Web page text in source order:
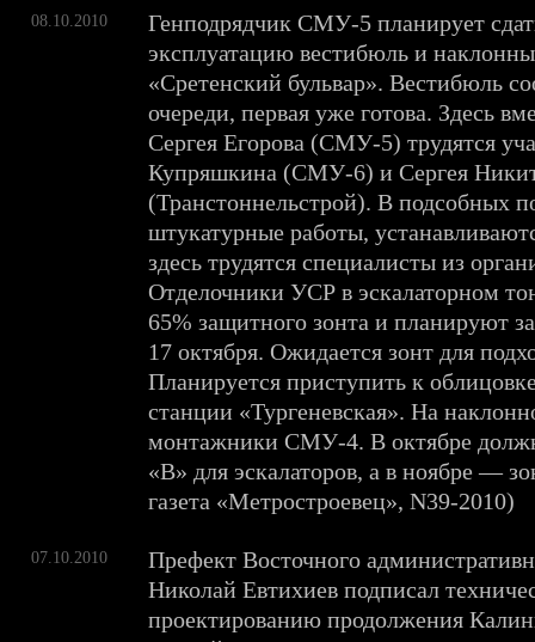
08.10.2010
Генподрядчик СМУ-5 планирует
эксплуатацию вестибюль и
«Сретенский бульвар». Вестибюль
очереди, первая уже готова. Здесь
Сергея Егорова (СМУ-5) трудятся
Купряшкина (СМУ-6) и Сергея
(Транстоннельстрой). В подсобных
штукатурные работы,
здесь трудятся специалисты из
Отделочники УСР в эскалаторном
65% защитного зонта и планируют
17 октября. Ожидается зонт для
Планируется приступить к
станции «Тургеневская». На
монтажники СМУ-4. В октябре
«В» для эскалаторов, а в ноябре —
газета «Метростроевец», N39-2010)
07.10.2010
Префект Восточного
Николай Евтихиев подписал
проектированию продолжения